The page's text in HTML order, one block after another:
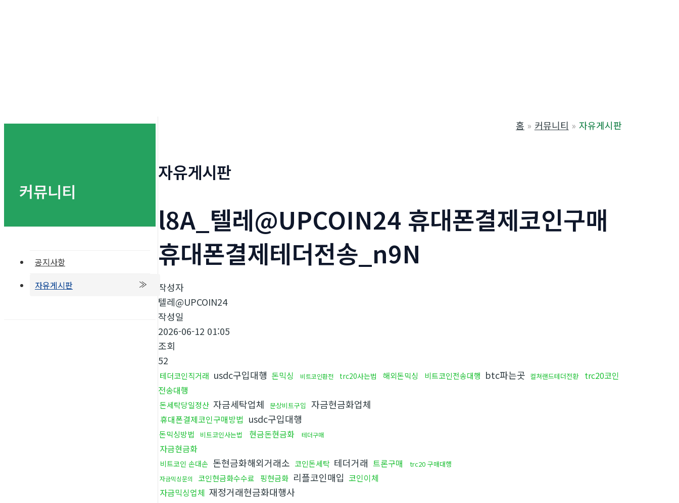
커뮤니티
공지사항
자유게시판
홈 커뮤니티 자유게시판
자유게시판
l8A_텔레@UPCOIN24 휴대폰결제코인구매
휴대폰결제테더전송_n9N
작성자
텔레@UPCOIN24
작성일
2026-06-12 01:05
조회
52
테더코인직거래 usdc구입대행 돈믹싱 비트코인환전 trc20사는법 해외돈믹싱 비트코인전송대행 btc파는곳 컬쳐랜드테더전환
trc20코인
전송대행
돈세탁당일정산 자금세탁업체 문상비트구입 자금현금화업체
휴대폰결제코인구매방법 usdc구입대행
돈믹싱방법 비트코인사는법 현금돈현금화 테더구매
자금현금화
비트코인 손대손 돈현금화해외거래소 코인돈세탁 테더거래 트론구매 trc20 구매대행
자금믹싱문의 코인현금화수수료 핑현금화 리플코인매입 코인이체
자금믹싱업체 재정거래현금화대행사